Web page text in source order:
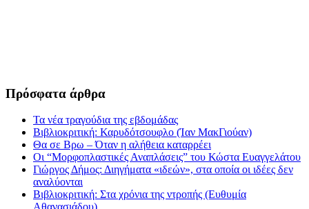
Πρόσφατα άρθρα
Τα νέα τραγούδια της εβδομάδας
Βιβλιοκριτική: Καρυδότσουφλο (Ίαν ΜακΓιούαν)
Θα σε Βρω – Όταν η αλήθεια καταρρέει
Οι “Μορφοπλαστικές Αναπλάσεις” του Κώστα Ευαγγελάτου
Γιώργος Δήμος: Διηγήματα «ιδεών», στα οποία οι ιδέες δεν
αναλύονται
Βιβλιοκριτική: Στα χρόνια της ντροπής (Ευθυμία